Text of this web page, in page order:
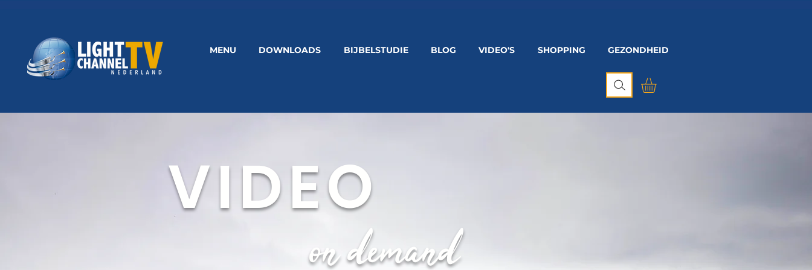
MENU DOWNLOADS BIJBELSTUDIE BLOG VIDEO'S SHOPPING GEZONDHEID
on demand
VIDEO